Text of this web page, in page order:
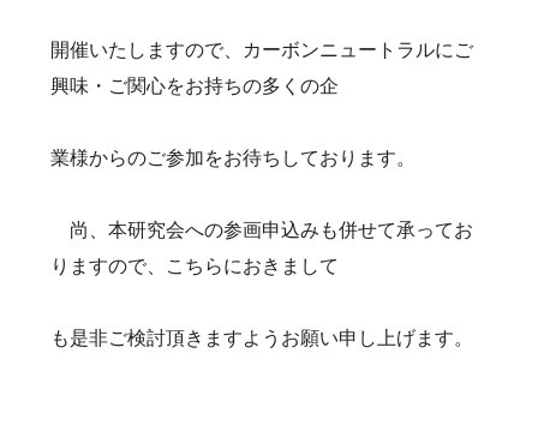
開催いたしますので、カーボンニュートラルにご
興味・ご関心をお持ちの多くの企
業様からのご参加をお待ちしております。
尚、本研究会への参画申込みも併せて承ってお
りますので、こちらにおきまして
も是非ご検討頂きますようお願い申し上げます。